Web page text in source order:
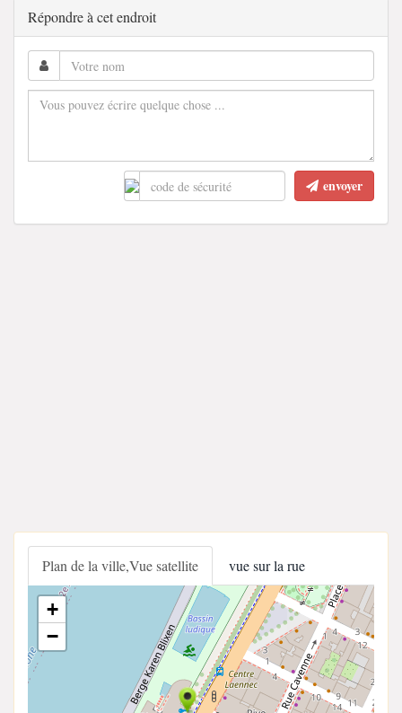
Répondre à cet endroit
envoyer
Plan de la ville,Vue satellite vue sur la rue
+
−